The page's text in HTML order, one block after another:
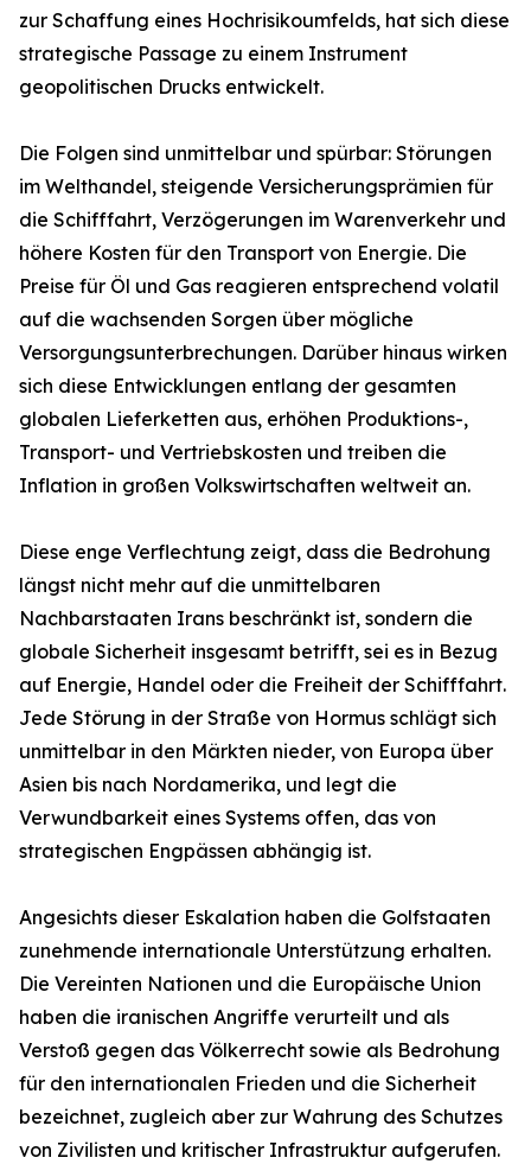
zur Schaffung eines Hochrisikoumfelds, hat sich diese
strategische Passage zu einem Instrument
geopolitischen Drucks entwickelt.
Die Folgen sind unmittelbar und spürbar: Störungen
im Welthandel, steigende Versicherungsprämien für
die Schifffahrt, Verzögerungen im Warenverkehr und
höhere Kosten für den Transport von Energie. Die
Preise für Öl und Gas reagieren entsprechend volatil
auf die wachsenden Sorgen über mögliche
Versorgungsunterbrechungen. Darüber hinaus wirken
sich diese Entwicklungen entlang der gesamten
globalen Lieferketten aus, erhöhen Produktions-,
Transport- und Vertriebskosten und treiben die
Inflation in großen Volkswirtschaften weltweit an.
Diese enge Verflechtung zeigt, dass die Bedrohung
längst nicht mehr auf die unmittelbaren
Nachbarstaaten Irans beschränkt ist, sondern die
globale Sicherheit insgesamt betrifft, sei es in Bezug
auf Energie, Handel oder die Freiheit der Schifffahrt.
Jede Störung in der Straße von Hormus schlägt sich
unmittelbar in den Märkten nieder, von Europa über
Asien bis nach Nordamerika, und legt die
Verwundbarkeit eines Systems offen, das von
strategischen Engpässen abhängig ist.
Angesichts dieser Eskalation haben die Golfstaaten
zunehmende internationale Unterstützung erhalten.
Die Vereinten Nationen und die Europäische Union
haben die iranischen Angriffe verurteilt und als
Verstoß gegen das Völkerrecht sowie als Bedrohung
für den internationalen Frieden und die Sicherheit
bezeichnet, zugleich aber zur Wahrung des Schutzes
von Zivilisten und kritischer Infrastruktur aufgerufen.